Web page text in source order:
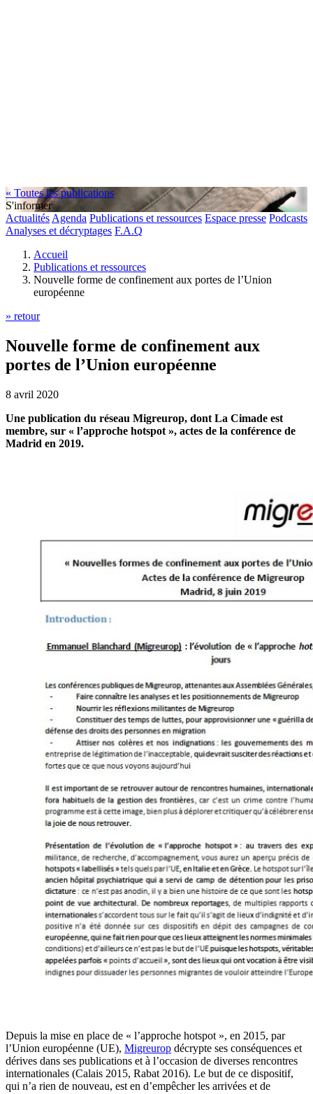
« Toutes les publications
S'informer
Actualités Agenda Publications et ressources Espace presse Podcasts
Analyses et décryptages F.A.Q
Accueil
Publications et ressources
Nouvelle forme de confinement aux portes de l’Union
européenne
» retour
Nouvelle forme de confinement aux
portes de l’Union européenne
8 avril 2020
Une publication du réseau Migreurop, dont La Cimade est
membre, sur « l’approche hotspot », actes de la conférence de
Madrid en 2019.
Depuis la mise en place de « l’approche hotspot », en 2015, par
l’Union européenne (UE), Migreurop décrypte ses conséquences et
dérives dans ses publications et à l’occasion de diverses rencontres
internationales (Calais 2015, Rabat 2016). Le but de ce dispositif,
qui n’a rien de nouveau, est en d’empêcher les arrivées et de